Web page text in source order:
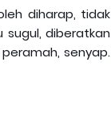
diharap, tidak
diberatkan
senyap.